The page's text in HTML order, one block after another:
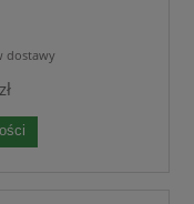
dostawy